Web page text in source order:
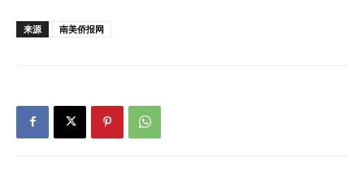
来源 南美侨报网